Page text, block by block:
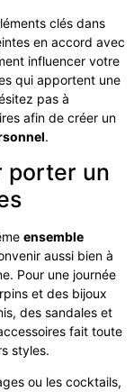
clés dans
en accord avec
influencer votre
qui apportent une
pas à
afin de créer un
.
porter un
ensemble
aussi bien à
Pour une journée
et des bijoux
des sandales et
fait toute
styles.
ou les cocktails,